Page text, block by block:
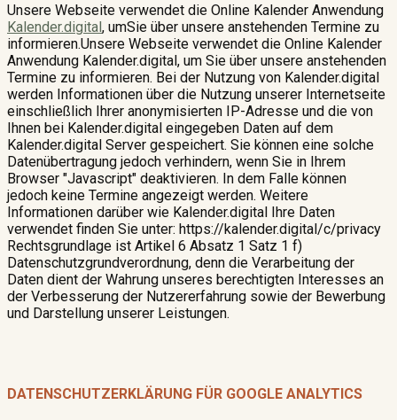
Unsere Webseite verwendet die Online Kalender Anwendung
Kalender.digital, umSie über unsere anstehenden Termine zu
informieren.Unsere Webseite verwendet die Online Kalender
Anwendung Kalender.digital, um Sie über unsere anstehenden
Termine zu informieren. Bei der Nutzung von Kalender.digital
werden Informationen über die Nutzung unserer Internetseite
einschließlich Ihrer anonymisierten IP-Adresse und die von
Ihnen bei Kalender.digital eingegeben Daten auf dem
Kalender.digital Server gespeichert. Sie können eine solche
Datenübertragung jedoch verhindern, wenn Sie in Ihrem
Browser "Javascript" deaktivieren. In dem Falle können
jedoch keine Termine angezeigt werden. Weitere
Informationen darüber wie Kalender.digital Ihre Daten
verwendet finden Sie unter: https://kalender.digital/c/privacy
Rechtsgrundlage ist Artikel 6 Absatz 1 Satz 1 f)
Datenschutzgrundverordnung, denn die Verarbeitung der
Daten dient der Wahrung unseres berechtigten Interesses an
der Verbesserung der Nutzererfahrung sowie der Bewerbung
und Darstellung unserer Leistungen.
DATENSCHUTZERKLÄRUNG FÜR GOOGLE ANALYTICS